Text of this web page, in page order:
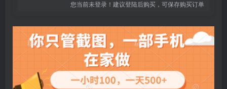
您当前未登录！建议登陆后购买，可保存购买订单